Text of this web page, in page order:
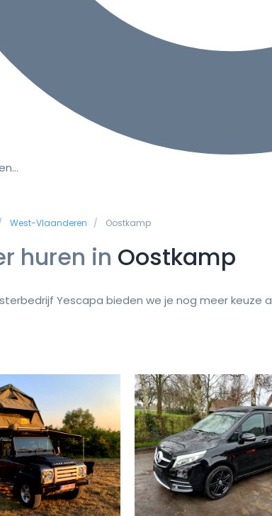
West-Vlaanderen Oostkamp
huren in Oostkamp
Yescapa bieden we je nog meer keuze
Volgende Vorige